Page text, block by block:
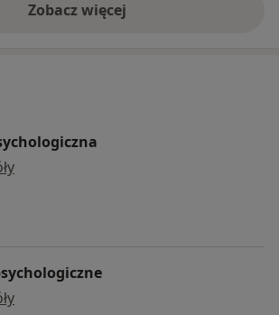
Zobacz więcej
Konsultacja psychologiczna
poradnictwo psychologiczne